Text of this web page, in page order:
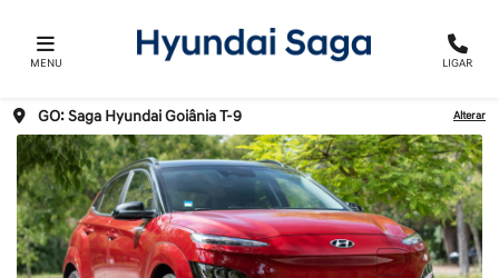
MENU LIGAR
GO: Saga Hyundai Goiânia T-9 Alterar